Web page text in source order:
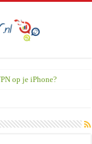
op je iPhone?